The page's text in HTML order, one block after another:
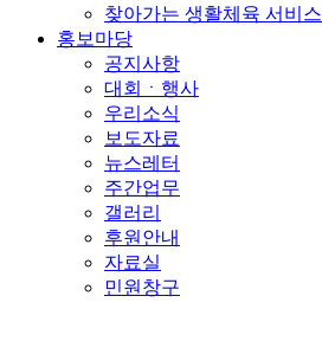
찾아가는 생활체육 서비스
홍보마당
공지사항
대회ㆍ행사
우리소식
보도자료
뉴스레터
주간업무
갤러리
후원안내
자료실
민원창구